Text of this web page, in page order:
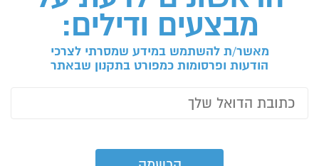
מבצעים ודילים:
מאשר/ת להשתמש במידע שמסרתי לצרכי
הודעות ופרסומות כמפורט בתקנון שבאתר